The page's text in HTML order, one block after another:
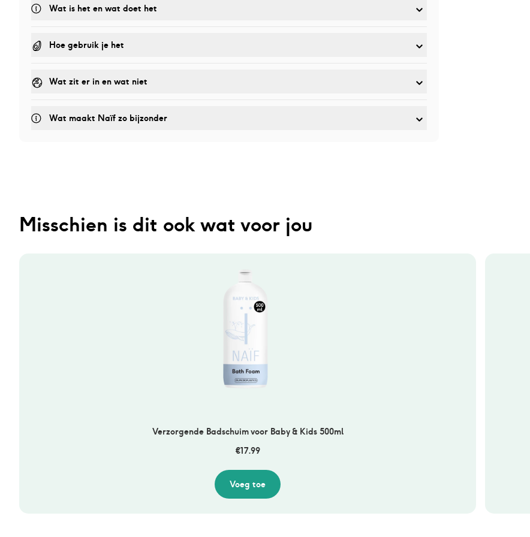
Wat is het en wat doet het
Hoe gebruik je het
Wat zit er in en wat niet
Wat maakt Naïf zo bijzonder
Misschien is dit ook wat voor jou
Verzorgende Badschuim voor Baby & Kids 500ml
€17.99
Voeg toe